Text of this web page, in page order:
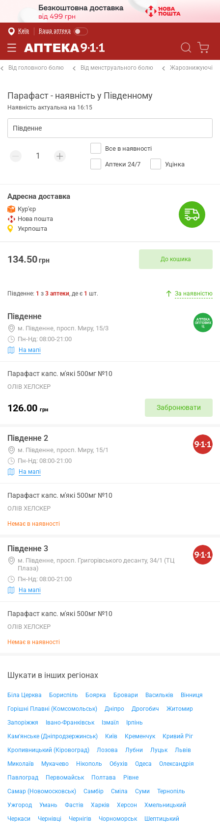
Київ Ваша аптека
Від головного болю Від менструального болю Жарознижуючі
Парафаст - наявність у Південному
Наявність актуальна на 16:15
Все в наявності
Аптеки 24/7 Уцінка
Адресна доставка
Кур'єр
Нова пошта
Укрпошта
134.50грн До кошика
Південне: 1 з 3 аптеки, де є 1 шт. За наявністю
Південне
м. Південне, просп. Миру, 15/3
Пн-Нд: 08:00-21:00
На мапі
Парафаст капс. м'які 500мг №10
ОЛІВ ХЕЛСКЕР
126.00 грн Забронювати
Південне 2
м. Південне, просп. Миру, 15/1
Пн-Нд: 08:00-21:00
На мапі
Парафаст капс. м'які 500мг №10
ОЛІВ ХЕЛСКЕР
Немає в наявності
Південне 3
м. Південне, просп. Григорівського десанту, 34/1 (ТЦ
Плаза)
Пн-Нд: 08:00-21:00
На мапі
Парафаст капс. м'які 500мг №10
ОЛІВ ХЕЛСКЕР
Немає в наявності
Шукати в інших регіонах
Біла Церква Бориспіль Боярка Бровари Васильків
Вінниця
Горішні Плавні (Комсомольськ)
Дніпро Дрогобич
Житомир
Запоріжжя
Івано-Франківськ Ізмаїл
Ірпінь
Кам'янське (Дніпродзержинськ)
Київ Кременчук
Кривий Ріг
Кропивницький (Кіровоград)
Лозова Лубни Луцьк
Львів
Миколаїв
Мукачево Нікополь Обухів Одеса
Олександрія
Павлоград
Первомайськ Полтава
Рівне
Самар (Новомосковськ)
Самбір Сміла Суми
Тернопіль
Ужгород
Умань Фастів Харків Херсон
Хмельницький
Черкаси
Чернівці Чернігів Чорноморськ Шептицький